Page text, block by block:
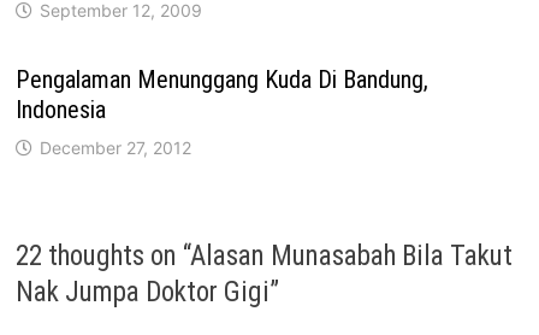
September 12, 2009
Pengalaman Menunggang Kuda Di Bandung,
Indonesia
December 27, 2012
22 thoughts on “Alasan Munasabah Bila Takut
Nak Jumpa Doktor Gigi”